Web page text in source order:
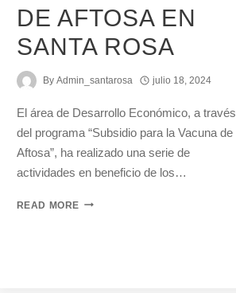
DE AFTOSA EN
SANTA ROSA
By Admin_santarosa julio 18, 2024
El área de Desarrollo Económico, a través
del programa “Subsidio para la Vacuna de
Aftosa”, ha realizado una serie de
actividades en beneficio de los…
READ MORE